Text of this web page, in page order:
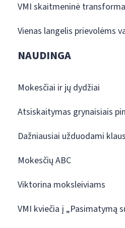
VMI skaitmeninė
Vienas langelis prievolėms
NAUDINGA
Mokesčiai ir jų dydžiai
Atsiskaitymas grynaisiais
Dažniausiai užduodami
Mokesčių ABC
Viktorina moksleiviams
VMI kviečia į „Pasimatymą